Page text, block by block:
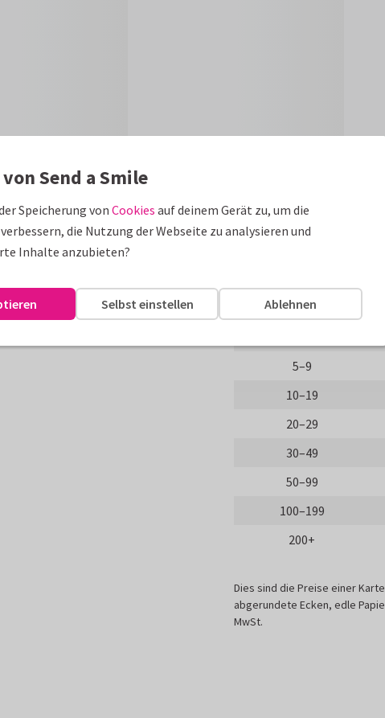
Fotos und bunten
gestalten.
Größen und Preise
Probedruck
5–9
10–19
20–29
30–49
50–99
100–199
200+
Dies sind die Preise einer
abgerundete Ecken, edle
MwSt.
Send a Smile
Speicherung von Cookies auf deinem Gerät zu, um die
die Nutzung der Webseite zu analysieren und
Inhalte anzubieten?
Ablehnen
Selbst einstellen